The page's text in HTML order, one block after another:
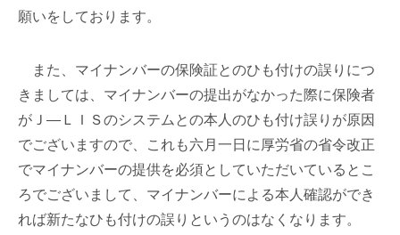
願いをしております。
また、マイナンバーの保険証とのひも付けの誤りにつ
きましては、マイナンバーの提出がなかった際に保険者
がＪ―ＬＩＳのシステムとの本人のひも付け誤りが原因
でございますので、これも六月一日に厚労省の省令改正
でマイナンバーの提供を必須としていただいているとこ
ろでございまして、マイナンバーによる本人確認ができ
れば新たなひも付けの誤りというのはなくなります。